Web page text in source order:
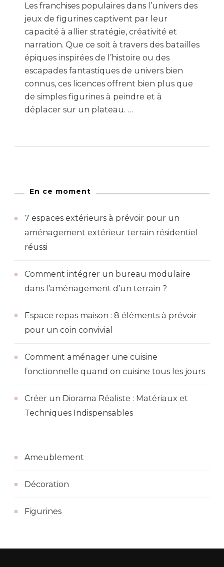
Les franchises populaires dans l’univers des
jeux de figurines captivent par leur
capacité à allier stratégie, créativité et
narration. Que ce soit à travers des batailles
épiques inspirées de l’histoire ou des
escapades fantastiques de univers bien
connus, ces licences offrent bien plus que
de simples figurines à peindre et à
déplacer sur un plateau. …
En ce moment
7 espaces extérieurs à prévoir pour un
aménagement extérieur terrain résidentiel
réussi
Comment intégrer un bureau modulaire
dans l’aménagement d’un terrain ?
Espace repas maison : 8 éléments à prévoir
pour un coin convivial
Comment aménager une cuisine
fonctionnelle quand on cuisine tous les jours
Créer un Diorama Réaliste : Matériaux et
Techniques Indispensables
Ameublement
Décoration
Figurines